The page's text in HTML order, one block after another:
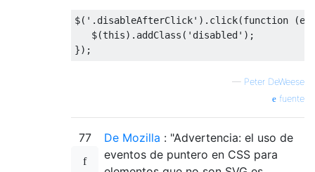
$( '.disableAfterClick' ). click(function (e
   $
(this). addClass ( 'disabled' );
});
— Peter DeWeese
fuente
77 De Mozilla : "Advertencia: el uso de
eventos de puntero en CSS para